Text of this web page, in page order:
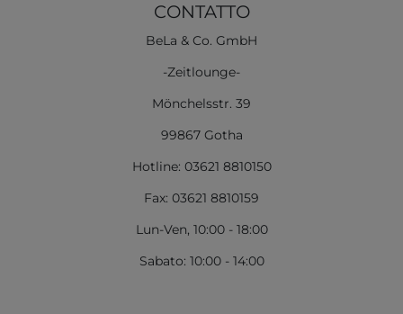
CONTATTO
BeLa & Co. GmbH
-Zeitlounge-
Mönchelsstr. 39
99867 Gotha
Hotline: 03621 8810150
Fax: 03621 8810159
Lun-Ven, 10:00 - 18:00
Sabato: 10:00 - 14:00